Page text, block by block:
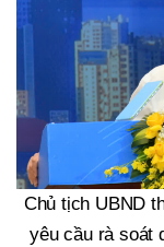
Chủ tịch UBND
yêu cầu rà soát